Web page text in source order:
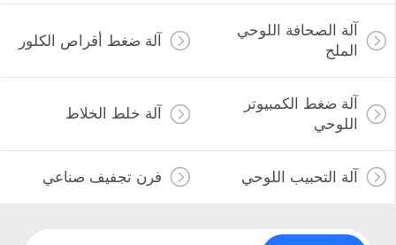
آلة الصحافة اللوحي
الملح
آلة ضغط أقراص الكلور
آلة ضغط الكمبيوتر
اللوحي
آلة خلط الخلاط
آلة التحبيب اللوحي فرن تجفيف صناعي